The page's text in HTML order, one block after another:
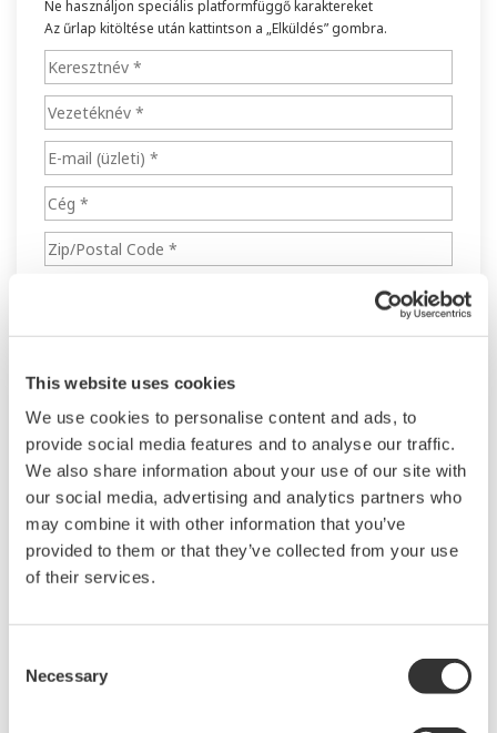
This website uses cookies
We use cookies to personalise content and ads, to
provide social media features and to analyse our traffic.
We also share information about your use of our site with
our social media, advertising and analytics partners who
may combine it with other information that you’ve
provided to them or that they’ve collected from your use
of their services.
Selection
Necessary